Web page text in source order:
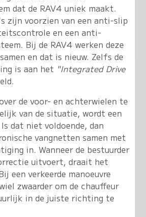
dat de RAV4 uniek maakt.
zijn voorzien van een anti-slip
en een anti-
Bij de RAV4 werken deze
en dat is nieuw. Zelfs de
is aan het "Integrated Drive
de voor- en achterwielen te
van de situatie, wordt een
dat niet voldoende, dan
vangnetten samen met
in. Wanneer de bestuurder
uitvoert, draait het
een verkeerde manoeuvre
zwaarder om de chauffeur
in de juiste richting te